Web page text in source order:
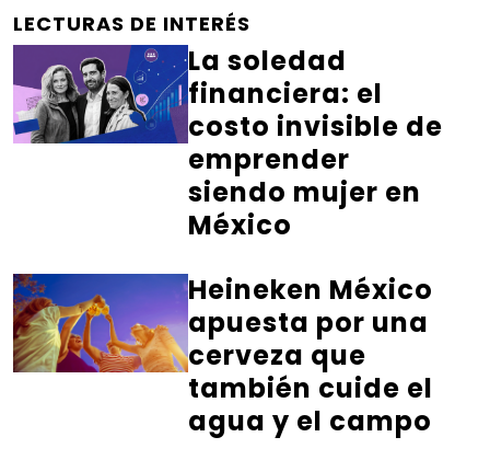
LECTURAS DE INTERÉS
La soledad
financiera: el
costo invisible de
emprender
siendo mujer en
México
Heineken México
apuesta por una
cerveza que
también cuide el
agua y el campo